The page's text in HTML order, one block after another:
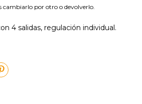
cambiarlo por otro o devolverlo.
4 salidas, regulación individual.